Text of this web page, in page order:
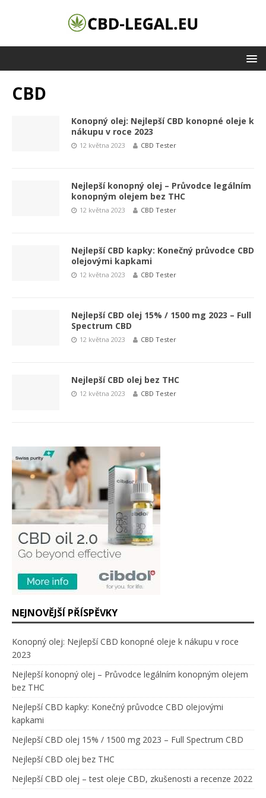
CBD
Konopný olej: Nejlepší CBD konopné oleje k
nákupu v roce 2023
12 května 2023 CBD Tester
Nejlepší konopný olej – Průvodce legálním
konopným olejem bez THC
12 května 2023 CBD Tester
Nejlepší CBD kapky: Konečný průvodce CBD
olejovými kapkami
12 května 2023 CBD Tester
Nejlepší CBD olej 15% / 1500 mg 2023 – Full
Spectrum CBD
12 května 2023 CBD Tester
Nejlepší CBD olej bez THC
12 května 2023 CBD Tester
NEJNOVĚJŠÍ PŘÍSPĚVKY
Konopný olej: Nejlepší CBD konopné oleje k nákupu v roce
2023
Nejlepší konopný olej – Průvodce legálním konopným olejem
bez THC
Nejlepší CBD kapky: Konečný průvodce CBD olejovými
kapkami
Nejlepší CBD olej 15% / 1500 mg 2023 – Full Spectrum CBD
Nejlepší CBD olej bez THC
Nejlepší CBD olej – test oleje CBD, zkušenosti a recenze 2022